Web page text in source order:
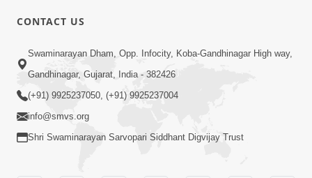
CONTACT US
Swaminarayan Dham, Opp. Infocity, Koba-Gandhinagar High way,
Gandhinagar, Gujarat, India - 382426
(+91) 9925237050, (+91) 9925237004
info@smvs.org
Shri Swaminarayan Sarvopari Siddhant Digvijay Trust